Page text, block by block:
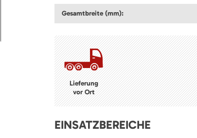
Gesamtbreite (mm):
Lieferung
vor Ort
EINSATZBEREICHE